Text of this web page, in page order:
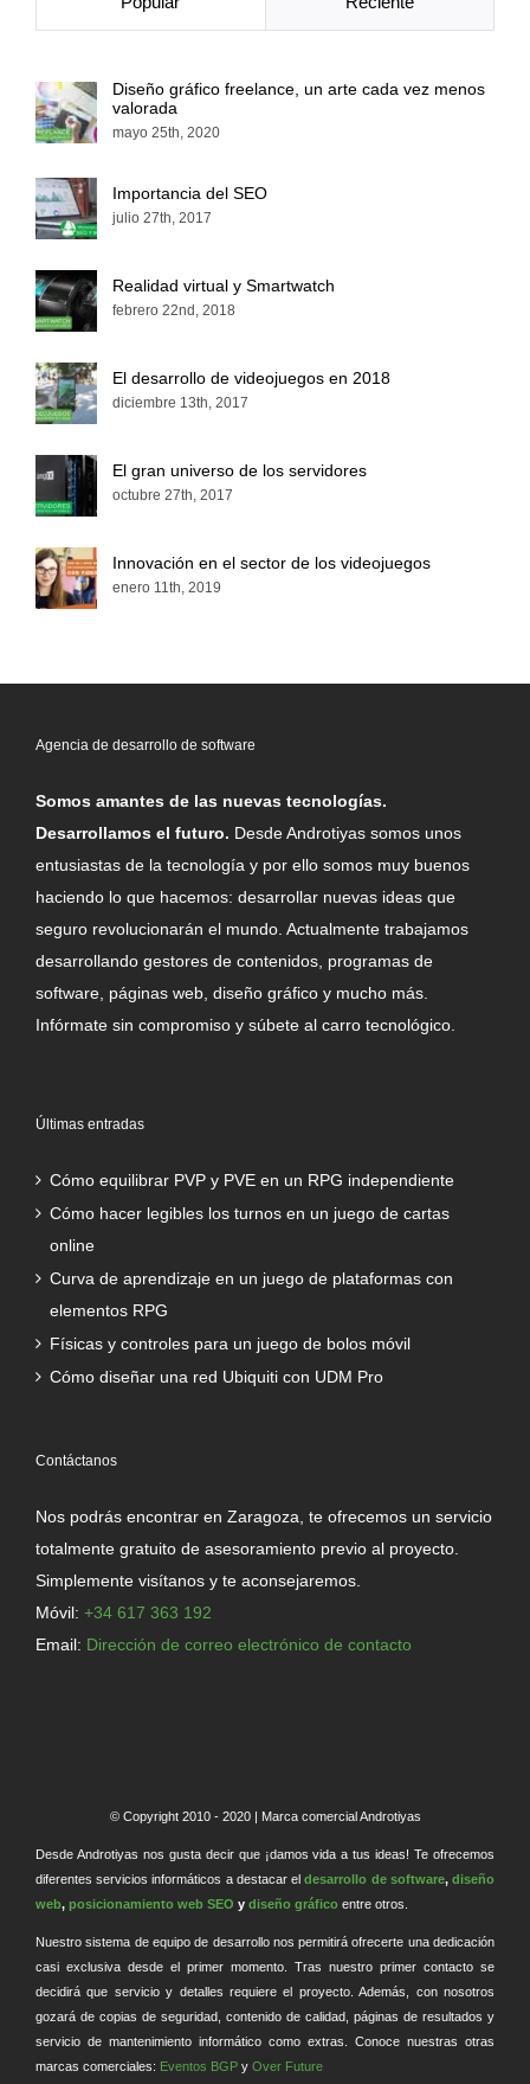
Diseño gráfico freelance, un arte cada vez menos
valorada
mayo 25th, 2020
Importancia del SEO
julio 27th, 2017
Realidad virtual y Smartwatch
febrero 22nd, 2018
El desarrollo de videojuegos en 2018
diciembre 13th, 2017
El gran universo de los servidores
octubre 27th, 2017
Innovación en el sector de los videojuegos
enero 11th, 2019
Agencia de desarrollo de software
Somos amantes de las nuevas tecnologías.
Desarrollamos el futuro. Desde Androtiyas somos unos
entusiastas de la tecnología y por ello somos muy buenos
haciendo lo que hacemos: desarrollar nuevas ideas que
seguro revolucionarán el mundo. Actualmente trabajamos
desarrollando gestores de contenidos, programas de
software, páginas web, diseño gráfico y mucho más.
Infórmate sin compromiso y súbete al carro tecnológico.
Últimas entradas
Cómo equilibrar PVP y PVE en un RPG independiente
Cómo hacer legibles los turnos en un juego de cartas
online
Curva de aprendizaje en un juego de plataformas con
elementos RPG
Físicas y controles para un juego de bolos móvil
Cómo diseñar una red Ubiquiti con UDM Pro
Contáctanos
Nos podrás encontrar en Zaragoza, te ofrecemos un servicio
totalmente gratuito de asesoramiento previo al proyecto.
Simplemente visítanos y te aconsejaremos.
Móvil: +34 617 363 192
Email: Dirección de correo electrónico de contacto
© Copyright 2010 - 2020 | Marca comercial Androtiyas
Desde Androtiyas nos gusta decir que ¡damos vida a tus ideas! Te ofrecemos
diferentes servicios informáticos a destacar eldesarrollo de software,diseño
web, posicionamiento web SEO y diseño gráfico entre otros.
Nuestro sistema de equipo de desarrollo nos permitirá ofrecerte una dedicación
casi exclusiva desde el primer momento. Tras nuestro primer contacto se
decidirá que servicio y detalles requiere el proyecto. Además, con nosotros
gozará de copias de seguridad, contenido de calidad, páginas de resultados y
servicio de mantenimiento informático como extras. Conoce nuestras otras
marcas comerciales: Eventos BGP y Over Future